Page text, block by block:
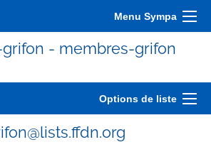
Menu Sympa
- membres-grifon
Options de liste